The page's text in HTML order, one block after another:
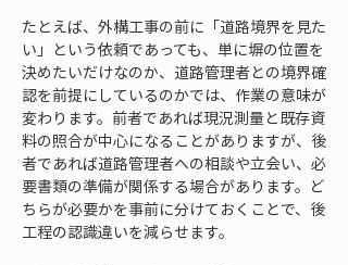
たとえば、外構工事の前に「道路境界を見た
い」という依頼であっても、単に塀の位置を
決めたいだけなのか、道路管理者との境界確
認を前提にしているのかでは、作業の意味が
変わります。前者であれば現況測量と既存資
料の照合が中心になることがありますが、後
者であれば道路管理者への相談や立会い、必
要書類の準備が関係する場合があります。ど
ちらが必要かを事前に分けておくことで、後
工程の認識違いを減らせます。